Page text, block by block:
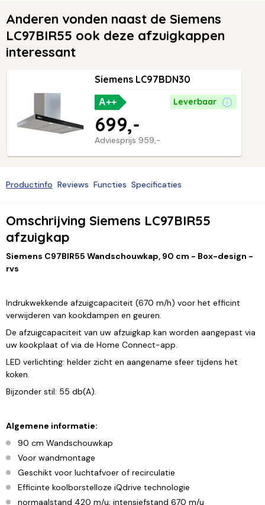
Anderen vonden naast de Siemens
LC97BIR55 ook deze afzuigkappen
interessant
Siemens LC97BDN30
A++ Leverbaar
Adviesprijs 959,-
699,-
Productinfo Reviews Functies Specificaties
Omschrijving Siemens LC97BIR55
afzuigkap
Siemens C97BIR55 Wandschouwkap, 90 cm - Box-design -
rvs
Indrukwekkende afzuigcapaciteit (670 m/h) voor het efficint
verwijderen van kookdampen en geuren.
De afzuigcapaciteit van uw afzuigkap kan worden aangepast via
uw kookplaat of via de Home Connect-app.
LED verlichting: helder zicht en aangename sfeer tijdens het
koken.
Bijzonder stil: 55 db(A).
Algemene informatie:
90 cm Wandschouwkap
Voor wandmontage
Geschikt voor luchtafvoer of recirculatie
Efficinte koolborstelloze iQdrive technologie
normaalstand 420 m/u; intensiefstand 670 m/u